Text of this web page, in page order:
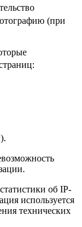
(при
об IP-
используется
технических